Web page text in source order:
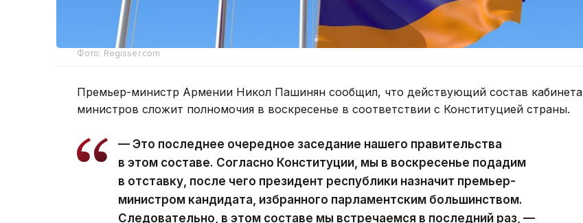
Фото: Regisser.com
Премьер-министр Армении Никол Пашинян сообщил, что действующий состав кабинета
министров сложит полномочия в воскресенье в соответствии с Конституцией страны.
— Это последнее очередное заседание нашего правительства
в этом составе. Согласно Конституции, мы в воскресенье подадим
в отставку, после чего президент республики назначит премьер-
министром кандидата, избранного парламентским большинством.
Следовательно, в этом составе мы встречаемся в последний раз, —